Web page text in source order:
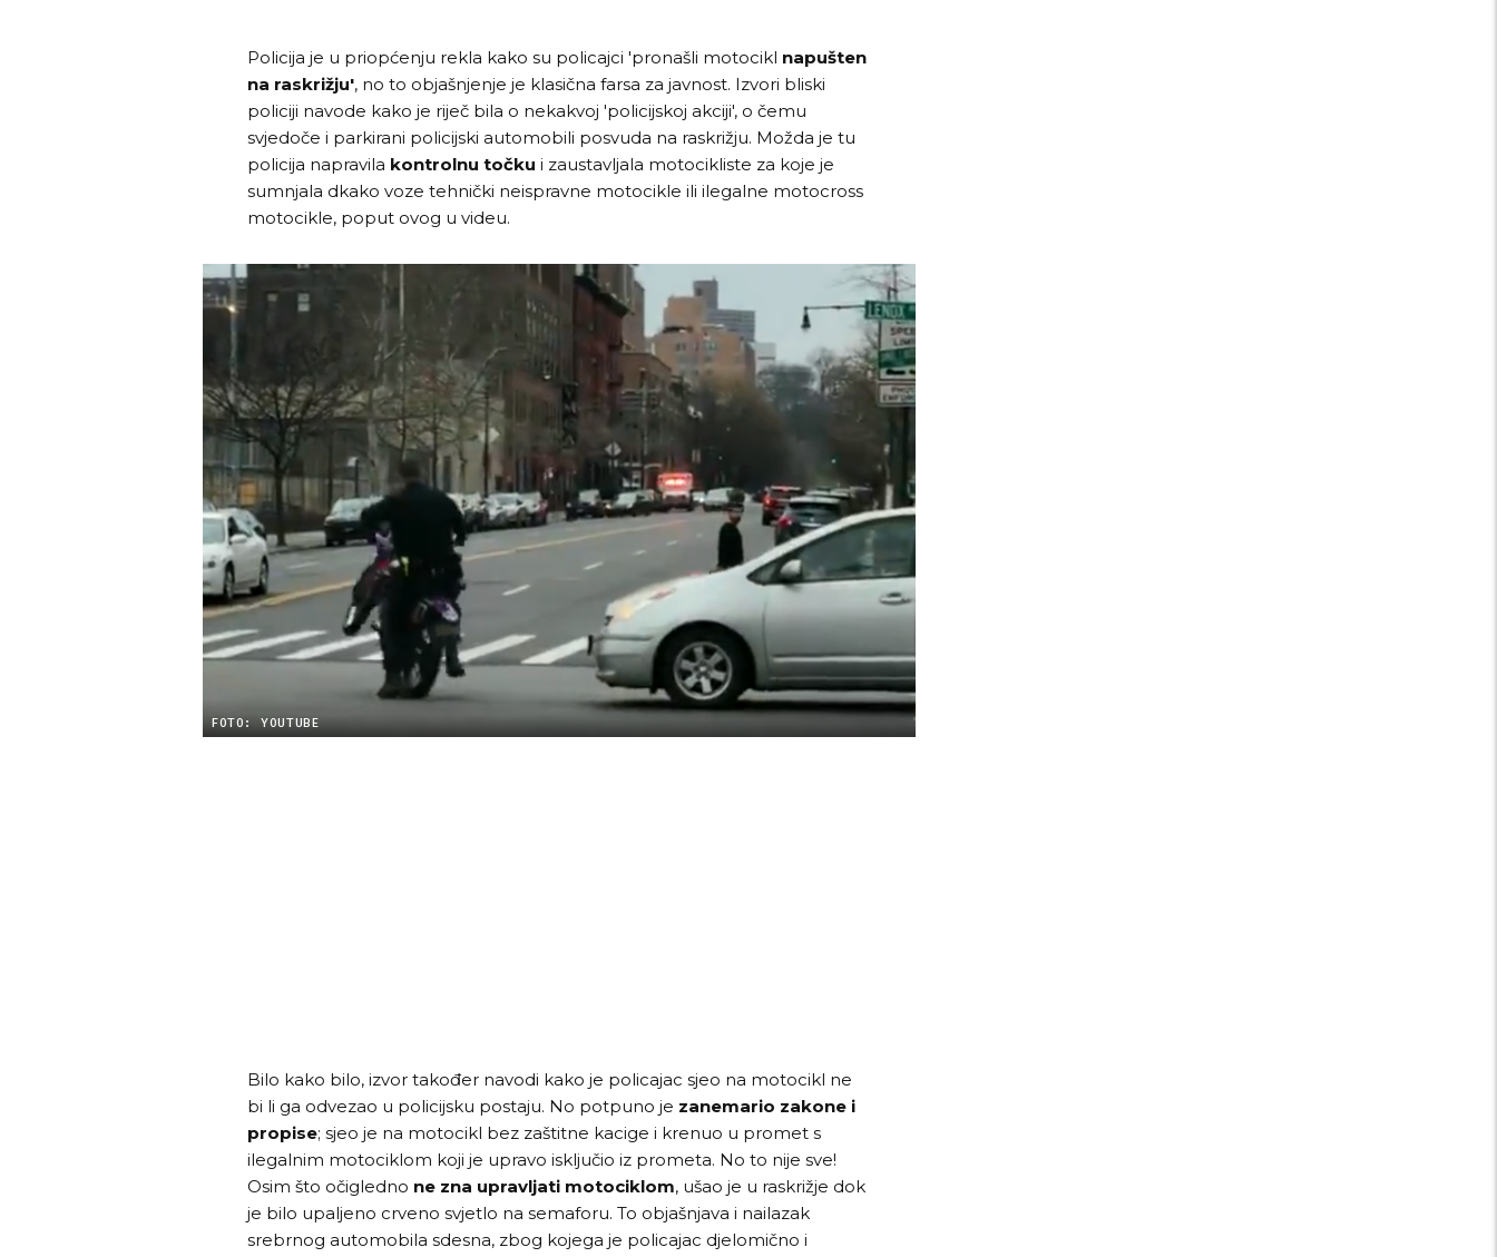
Policija je u priopćenju rekla kako su policajci 'pronašli motocikl napušten
na raskrižju', no to objašnjenje je klasična farsa za javnost. Izvori bliski
policiji navode kako je riječ bila o nekakvoj 'policijskoj akciji', o čemu
svjedoče i parkirani policijski automobili posvuda na raskrižju. Možda je tu
policija napravila kontrolnu točku i zaustavljala motocikliste za koje je
sumnjala dkako voze tehnički neispravne motocikle ili ilegalne motocross
motocikle, poput ovog u videu.
FOTO: YOUTUBE
Bilo kako bilo, izvor također navodi kako je policajac sjeo na motocikl ne
bi li ga odvezao u policijsku postaju. No potpuno je zanemario zakone i
propise; sjeo je na motocikl bez zaštitne kacige i krenuo u promet s
ilegalnim motociklom koji je upravo isključio iz prometa. No to nije sve!
Osim što očigledno ne zna upravljati motociklom, ušao je u raskrižje dok
je bilo upaljeno crveno svjetlo na semaforu. To objašnjava i nailazak
srebrnog automobila sdesna, zbog kojega je policajac djelomično i